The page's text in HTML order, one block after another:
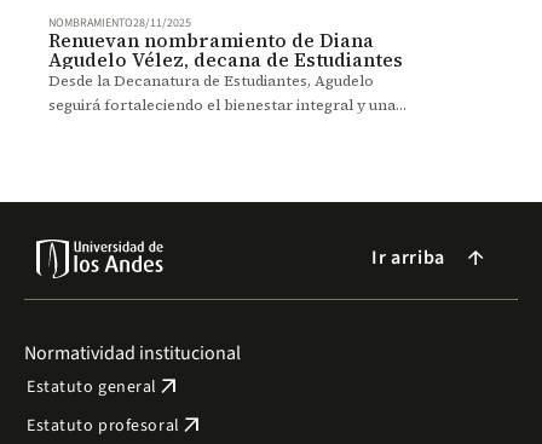
NOMBRAMIENTO28/11/2025
Renuevan nombramiento de Diana
Agudelo Vélez, decana de Estudiantes
Desde la Decanatura de Estudiantes, Agudelo
seguirá fortaleciendo el bienestar integral y una
Ir arriba arrow_forward
Normatividad institucional
Estatuto general arrow_outward
Estatuto profesoral arrow_outward